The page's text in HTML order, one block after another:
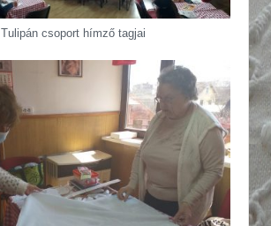
Tulipán csoport hímző tagjai